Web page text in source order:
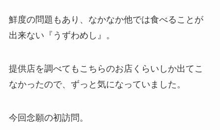
鮮度の問題もあり、なかなか他では食べることが
出来ない『うずわめし』。
提供店を調べてもこちらのお店くらいしか出てこ
なかったので、ずっと気になっていました。
今回念願の初訪問。